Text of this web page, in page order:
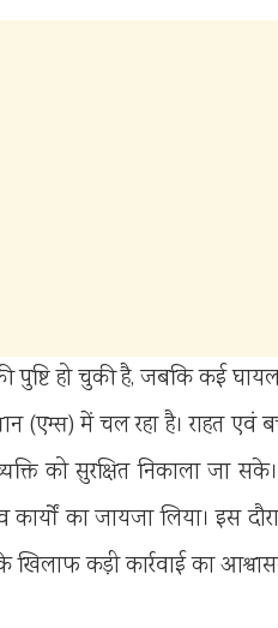
हो चुकी है, जबकि कई
(एम्स) में चल रहा है। राहत
को सुरक्षित निकाला जा
का जायजा लिया। इस
कड़ी कार्रवाई का